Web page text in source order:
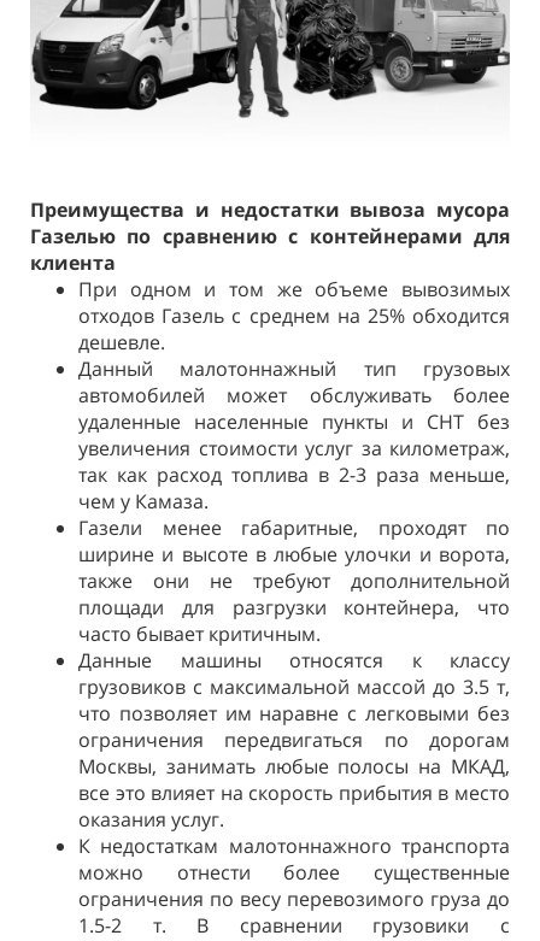
Преимущества и недостатки вывоза мусора
Газелью по сравнению с контейнерами для
клиента
При одном и том же объеме вывозимых
отходов Газель с среднем на 25% обходится
дешевле.
Данный малотоннажный тип грузовых
автомобилей может обслуживать более
удаленные населенные пункты и СНТ без
увеличения стоимости услуг за километраж,
так как расход топлива в 2-3 раза меньше,
чем у Камаза.
Газели менее габаритные, проходят по
ширине и высоте в любые улочки и ворота,
также они не требуют дополнительной
площади для разгрузки контейнера, что
часто бывает критичным.
Данные машины относятся к классу
грузовиков с максимальной массой до 3.5 т,
что позволяет им наравне с легковыми без
ограничения передвигаться по дорогам
Москвы, занимать любые полосы на МКАД,
все это влияет на скорость прибытия в место
оказания услуг.
К недостаткам малотоннажного транспорта
можно отнести более существенные
ограничения по весу перевозимого груза до
1.5-2 т. В сравнении грузовики с